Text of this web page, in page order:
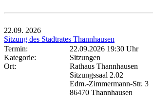
22.09. 2026
Sitzung des Stadtrates Thannhausen
Termin:
22.09.2026 19:30 Uhr
Kategorie:
Sitzungen
Ort:
Rathaus Thannhausen
Sitzungssaal 2.02
Edm.-Zimmermann-Str. 3
86470 Thannhausen